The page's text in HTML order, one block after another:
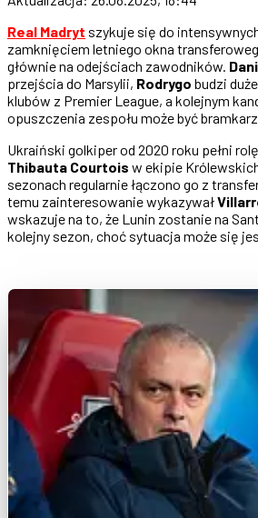
Real Madryt szykuje się do
zamknięciem letniego okna
głównie na odejściach zawodników.
przejścia do Marsylii, Rodrygo budzi
klubów z Premier League, a kolejnym
opuszczenia zespołu może być bramkarz
Ukraiński golkiper od 2020 roku pełni
Thibauta Courtois w ekipie
sezonach regularnie łączono go z
temu zainteresowanie wykazywał
wskazuje na to, że Lunin zostanie na
kolejny sezon, choć sytuacja może się